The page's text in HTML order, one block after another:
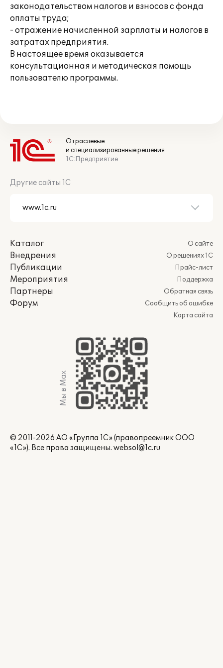
законодательством налогов и взносов с фонда
оплаты труда;
- отражение начисленной зарплаты и налогов в
затратах предприятия.
В настоящее время оказывается
консультационная и методическая помощь
пользователю программы.
Отраслевые
и специализированные решения
1С:Предприятие
Другие сайты 1С
Каталог
Внедрения
Публикации
Мероприятия
Партнеры
Форум
О сайте
О решениях 1С
Прайс-лист
Поддержка
Обратная связь
Сообщить об ошибке
Карта сайта
Мы в Max
© 2011-2026 АО «Группа 1С» (правопреемник ООО
«1С»). Все права защищены. websol@1c.ru